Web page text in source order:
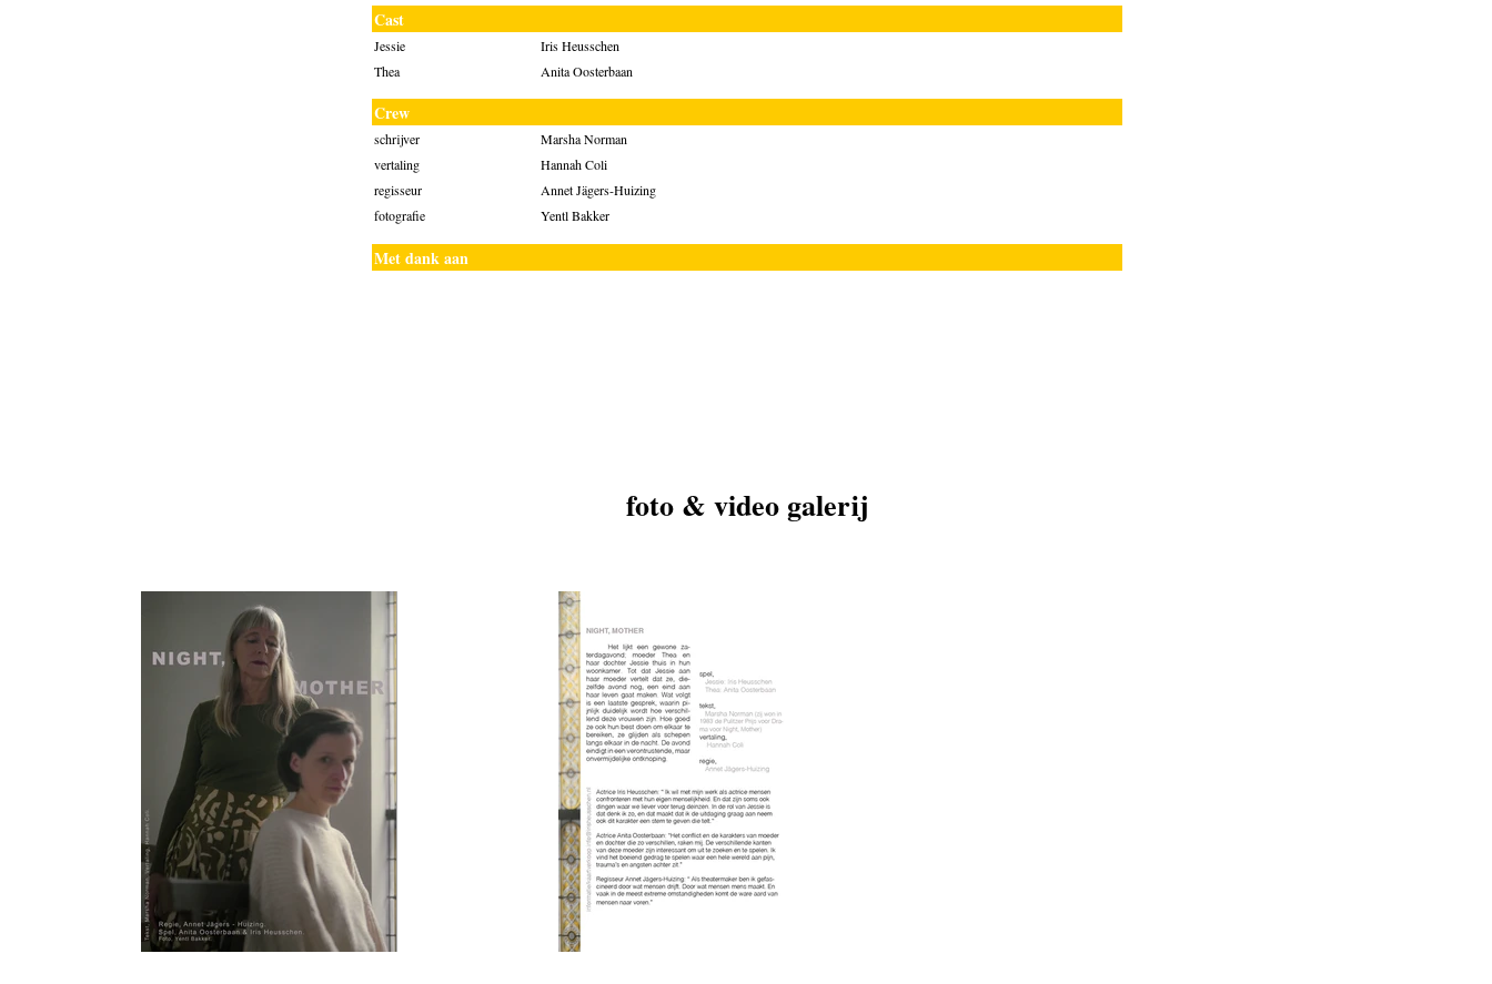
Cast
Jessie
Iris Heusschen
Thea
Anita Oosterbaan
Crew
schrijver
Marsha Norman
vertaling
Hannah Coli
regisseur
Annet Jägers-Huizing
fotografie
Yentl Bakker
Met dank aan
foto & video galerij